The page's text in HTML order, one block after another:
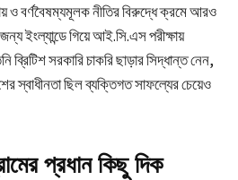
ও বর্ণবৈষম্যমূলক নীতির বিরুদ্ধে ক্রমে আরও
ইংল্যান্ডে গিয়ে আই.সি.এস পরীক্ষায়
ব্রিটিশ সরকারি চাকরি ছাড়ার সিদ্ধান্ত নেন,
স্বাধীনতা ছিল ব্যক্তিগত সাফল্যের চেয়েও
প্রধান কিছু দিক